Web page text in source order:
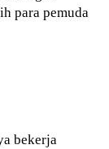
para pemuda
bekerja